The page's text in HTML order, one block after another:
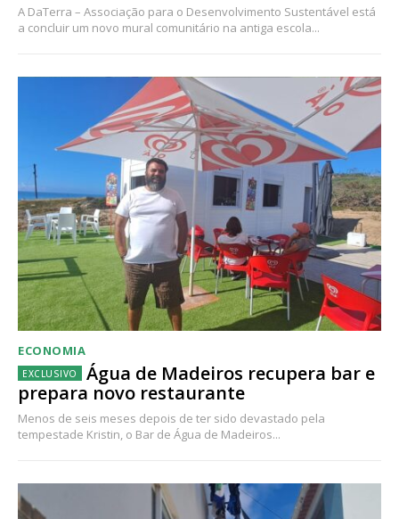
A DaTerra – Associação para o Desenvolvimento Sustentável está
a concluir um novo mural comunitário na antiga escola...
ECONOMIA
Água de Madeiros recupera bar e
prepara novo restaurante
Menos de seis meses depois de ter sido devastado pela
tempestade Kristin, o Bar de Água de Madeiros...